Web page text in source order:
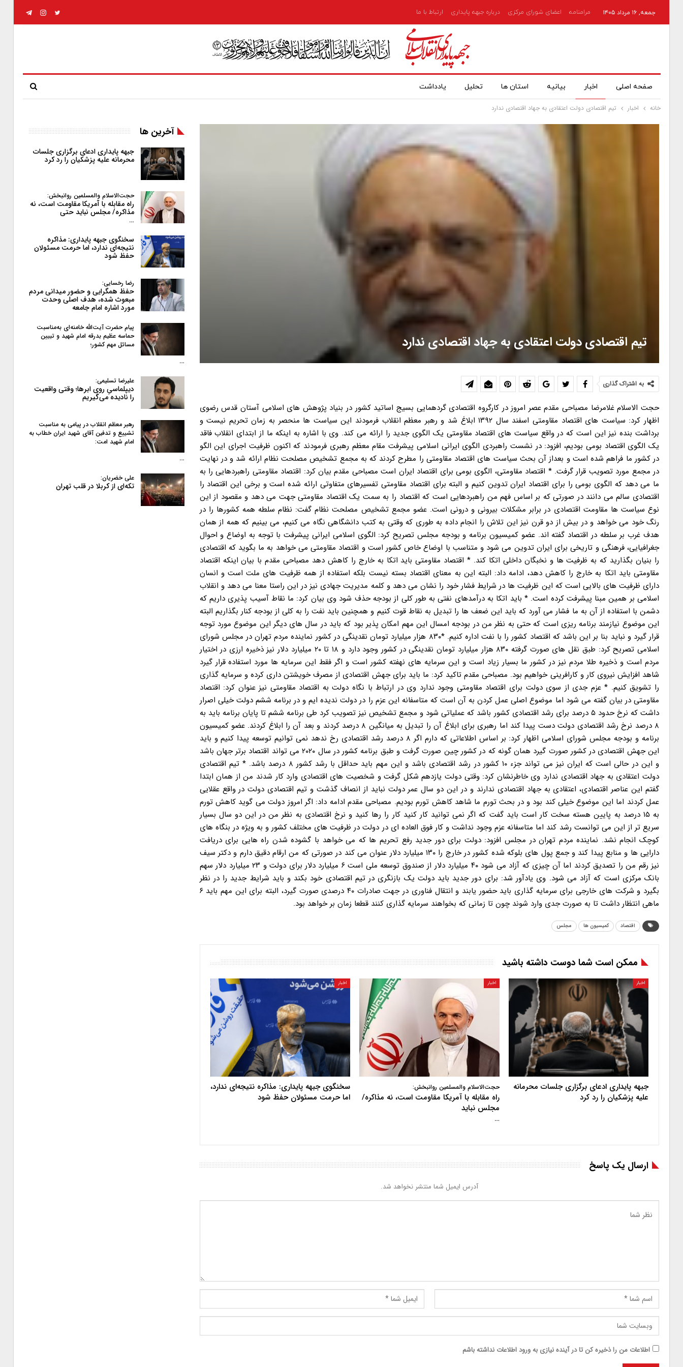
جمعه, ۱۶ مرداد ۱۴۰۵ مرامنامه اعضای شورای مرکزی درباره جبهه پایداری ارتباط با ما
صفحه اصلی اخبار بیانیه استان ها تحلیل یادداشت
خانه اخبار تیم اقتصادی دولت اعتقادی به جهاد اقتصادی ندارد
تیم اقتصادی دولت اعتقادی به جهاد اقتصادی ندارد
به اشتراک گذاری
حجت الاسلام غلامرضا مصباحی مقدم عصر امروز در کارگروه اقتصادی گردهمایی بسیج اساتید کشور در بنیاد پژوهش های اسلامی آستان قدس رضوی
اظهار کرد: سیاست های اقتصاد مقاومتی اسفند سال ۱۳۹۲ ابلاغ شد و رهبر معظم انقلاب فرمودند این سیاست ها منحصر به زمان تحریم نیست و
برداشت بنده نیز این است که در واقع سیاست های اقتصاد مقاومتی یک الگوی جدید را ارائه می کند. وی با اشاره به اینکه ما از ابتدای انقلاب فاقد
یک الگوی اقتصاد بومی بودیم، افزود: در نشست راهبردی الگوی ایرانی اسلامی پیشرفت مقام معظم رهبری فرمودند که اکنون ظرفیت اجرای این الگو
در کشور ما فراهم شده است و بعداز آن بحث سیاست های اقتصاد مقاومتی را مطرح کردند که به مجمع تشخیص مصلحت نظام ارائه شد و در نهایت
در مجمع مورد تصویب قرار گرفت. * اقتصاد مقاومتی، الگوی بومی برای اقتصاد ایران است مصباحی مقدم بیان کرد: اقتصاد مقاومتی راهبردهایی را به
ما می دهد که الگوی بومی را برای اقتصاد ایران تدوین کنیم و البته برای اقتصاد مقاومتی تفسیرهای متفاوتی ارائه شده است و برخی این اقتصاد را
اقتصادی سالم می دانند در صورتی که بر اساس فهم من راهبردهایی است که اقتصاد را به سمت یک اقتصاد مقاومتی جهت می دهد و مقصود از این
نوع سیاست ها مقاومت اقتصادی در برابر مشکلات بیرونی و درونی است. عضو مجمع تشخیص مصلحت نظام گفت: نظام سلطه همه کشورها را در
رنگ خود می خواهد و در بیش از دو قرن نیز این تلاش را انجام داده به طوری که وقتی به کتب دانشگاهی نگاه می کنیم، می بینیم که همه از همان
هدف غرب بر سلطه در اقتصاد گفته اند. عضو کمیسیون برنامه و بودجه مجلس تصریح کرد: الگوی اسلامی ایرانی پیشرفت با توجه به اوضاع و احوال
جغرافیایی، فرهنگی و تاریخی برای ایران تدوین می شود و متناسب با اوضاع خاص کشور است و اقتصاد مقاومتی می خواهد به ما بگوید که اقتصادی
را بنیان بگذارید که به ظرفیت ها و نخبگان داخلی اتکا کند. * اقتصاد مقاومتی باید اتکا به خارج را کاهش دهد مصباحی مقدم با بیان اینکه اقتصاد
مقاومتی باید اتکا به خارج را کاهش دهد، ادامه داد: البته این به معنای اقتصاد بسته نیست بلکه استفاده از همه ظرفیت های ملت است و انسان
دارای ظرفیت های بالایی است که این ظرفیت ها در شرایط فشار خود را نشان می دهد و کلمه مدیریت جهادی نیز در این راستا معنا می دهد و انقلاب
اسلامی بر همین مبنا پیشرفت کرده است. * باید اتکا به درآمدهای نفتی به طور کلی از بودجه حذف شود وی بیان کرد: ما نقاط آسیب پذیری داریم که
دشمن با استفاده از آن به ما فشار می آورد که باید این ضعف ها را تبدیل به نقاط قوت کنیم و همچنین باید نفت را به کلی از بودجه کنار بگذاریم البته
این موضوع نیازمند برنامه ریزی است که حتی به نظر من در بودجه امسال این مهم امکان پذیر بود که باید در سال های دیگر این موضوع مورد توجه
قرار گیرد و نباید بنا بر این باشد که اقتصاد کشور را با نفت اداره کنیم. *۸۳۰ هزار میلیارد تومان نقدینگی در کشور نماینده مردم تهران در مجلس شورای
اسلامی تصریح کرد: طبق نقل های صورت گرفته ۸۳۰ هزار میلیارد تومان نقدینگی در کشور وجود دارد و ۱۸ تا ۲۰ میلیارد دلار نیز ذخیره ارزی در اختیار
مردم است و ذخیره طلا مردم نیز در کشور ما بسیار زیاد است و این سرمایه های نهفته کشور است و اگر فقط این سرمایه ها مورد استفاده قرار گیرد
شاهد افزایش نیروی کار و کارافرینی خواهیم بود. مصباحی مقدم تاکید کرد: ما باید برای جهش اقتصادی از مصرف خویشتن داری کرده و سرمایه گذاری
را تشویق کنیم. * عزم جدی از سوی دولت برای اقتصاد مقاومتی وجود ندارد وی در ارتباط با نگاه دولت به اقتصاد مقاومتی نیز عنوان کرد: اقتصاد
مقاومتی در بیان گفته می شود اما موضوع اصلی عمل کردن به آن است که متاسفانه این عزم را در دولت ندیده ایم و در برنامه ششم دولت خیلی اصرار
داشت که نرخ حدود ۵ درصد برای رشد اقتصادی کشور باشد که عملیاتی شود و مجمع تشخیص نیز تصویب کرد طی برنامه ششم تا پایان برنامه باید به
۸ درصد نرخ رشد اقتصادی دولت دست پیدا کند اما رهبری برای ابلاغ آن را تبدیل به میانگین ۸ درصد کردند و بعد آن را ابلاغ کردند. عضو کمیسیون
برنامه و بودجه مجلس شورای اسلامی اظهار کرد: بر اساس اطلاعاتی که دارم اگر ۸ درصد رشد اقتصادی رخ ندهد نمی توانیم توسعه پیدا کنیم و باید
این جهش اقتصادی در کشور صورت گیرد همان گونه که در کشور چین صورت گرفت و طبق برنامه کشور در سال ۲۰۲۰ می تواند اقتصاد برتر جهان باشد
و این در حالی است که ایران نیز می تواند جزء ۱۰ کشور در رشد اقتصادی باشد و این مهم باید حداقل با رشد کشور ۸ درصد باشد. * تیم اقتصادی
دولت اعتقادی به جهاد اقتصادی ندارد وی خاطرنشان کرد: وقتی دولت یازدهم شکل گرفت و شخصیت های اقتصادی وارد کار شدند من از همان ابتدا
گفتم این عناصر اقتصادی، اعتقادی به جهاد اقتصادی ندارند و در این دو سال عمر دولت نباید از انصاف گذشت و تیم اقتصادی دولت در واقع عقلایی
عمل کردند اما این موضوع خیلی کند بود و در بحث تورم ما شاهد کاهش تورم بودیم. مصباحی مقدم ادامه داد: اگر امروز دولت می گوید کاهش تورم
به ۱۵ درصد به پایین هسته سخت کار است باید گفت که اگر نمی توانید کار کنید کار را رها کنید و نرخ اقتصادی به نظر من در این دو سال بسیار
سریع تر از این می توانست رشد کند اما متاسفانه عزم وجود نداشت و کار فوق العاده ای در دولت در ظرفیت های مختلف کشور و به ویژه در بنگاه های
کوچک انجام نشد. نماینده مردم تهران در مجلس افزود: دولت برای دور جدید رفع تحریم ها که می خواهد با گشوده شدن راه هایی برای دریافت
دارایی ها و منابع پیدا کند و جمع پول های بلوکه شده کشور در خارج را ۱۳۰ میلیارد دلار عنوان می کند در صورتی که من ارقام دقیق دارم و دکتر سیف
نیز رقم من را تصدیق کردند اما آن چیزی که آزاد می شود ۴۰ میلیارد دلار از صندوق توسعه ملی است ۶ میلیارد دلار برای دولت و ۲۳ میلیارد دلار سهم
بانک مرکزی است که آزاد می شود. وی یادآور شد: برای دور جدید باید دولت یک بازنگری در تیم اقتصادی خود بکند و باید شرایط جدید را در نظر
بگیرد و شرکت های خارجی برای سرمایه گذاری باید حضور یابند و انتقال فناوری در جهت صادرات ۴۰ درصدی صورت گیرد، البته برای این مهم باید ۶
ماهی انتظار داشت تا به صورت جدی وارد شوند چون تا زمانی که بخواهند سرمایه گذاری کنند قطعا زمان بر خواهد بود.
اقتصاد کمیسیون ها مجلس
ممکن است شما دوست داشته باشید
اخبار
جبهه پایداری ادعای برگزاری جلسات محرمانه
علیه پزشکیان را رد کرد
اخبار
حجت‌الاسلام والمسلمین روانبخش:
راه مقابله با آمریکا مقاومت است، نه مذاکره/
مجلس نباید
…
اخبار
سخنگوی جبهه پایداری: مذاکره نتیجه‌ای ندارد،
اما حرمت مسئولان حفظ شود
ارسال یک پاسخ
آدرس ایمیل شما منتشر نخواهد شد.
اطلاعات من را ذخیره کن تا در آینده نیازی به ورود اطلاعات نداشته باشم
آخرین ها
جبهه پایداری ادعای برگزاری جلسات
محرمانه علیه پزشکیان را رد کرد
حجت‌الاسلام والمسلمین روانبخش:
راه مقابله با آمریکا مقاومت است، نه
مذاکره/ مجلس نباید حتی
…
سخنگوی جبهه پایداری: مذاکره
نتیجه‌ای ندارد، اما حرمت مسئولان
حفظ شود
رضا رخسایی:
حفظ همگرایی و حضور میدانی مردم
مبعوث شده، هدف اصلی وحدت
مورد اشاره امام جامعه
پیام حضرت آیت‌الله خامنه‌ای به‌مناسبت
حماسه عظیم بدرقه امام شهید و تبیین
مسائل مهم کشور؛
…
علیرضا تسلیمی:
دیپلماسیِ روی ابرها؛ وقتی واقعیت
را نادیده می‌گیریم
رهبر معظم انقلاب در پیامی به‌ مناسبت
تشییع و تدفین آقای شهید ایران خطاب به
امام شهید امت:
…
علی خضریان:
تکه‌ای از کربلا در قلب تهران